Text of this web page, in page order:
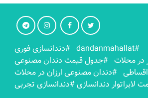
#dandanmahallat
#دندانسازی فوری
در محلات #جدول قیمت دندان مصنوعی
#دندان مصنوعی ارزان در محلات
دندانسازی#دندانسازی تجربی